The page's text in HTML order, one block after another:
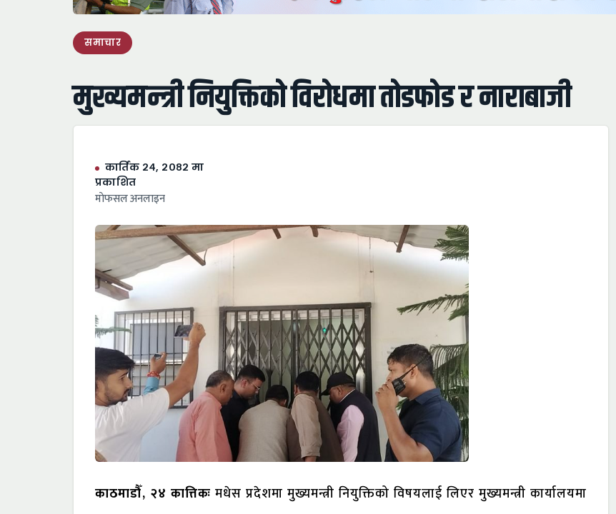
समाचार
मुख्यमन्त्री नियुक्तिको विरोधमा तोडफोड र नाराबाजी
कार्तिक २४, २०८२ मा
प्रकाशित
माेफसल अनलाइन
काठमाडौँ, २४ कात्तिकः मधेस प्रदेशमा मुख्यमन्त्री नियुक्तिको विषयलाई लिएर मुख्यमन्त्री कार्यालयमा